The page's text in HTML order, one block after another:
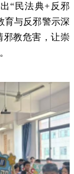
“民法典+反邪
育与反邪警示深
邪教危害，让崇